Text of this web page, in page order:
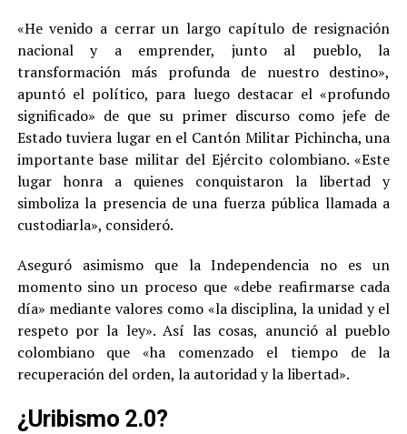
«He venido a cerrar un largo capítulo de resignación
nacional y a emprender, junto al pueblo, la
transformación más profunda de nuestro destino»,
apuntó el político, para luego destacar el «profundo
significado» de que su primer discurso como jefe de
Estado tuviera lugar en el Cantón Militar Pichincha, una
importante base militar del Ejército colombiano. «Este
lugar honra a quienes conquistaron la libertad y
simboliza la presencia de una fuerza pública llamada a
custodiarla», consideró.
Aseguró asimismo que la Independencia no es un
momento sino un proceso que «debe reafirmarse cada
día» mediante valores como «la disciplina, la unidad y el
respeto por la ley». Así las cosas, anunció al pueblo
colombiano que «ha comenzado el tiempo de la
recuperación del orden, la autoridad y la libertad».
¿Uribismo 2.0?